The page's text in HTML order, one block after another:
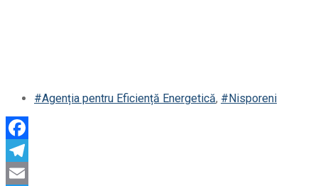
#Agenția pentru Eficiență Energetică, #Nisporeni